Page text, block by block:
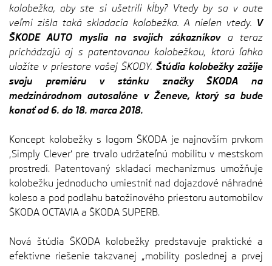
kolobežka, aby ste si ušetrili kĺby? Vtedy by sa v aute
veľmi zišla taká skladacia kolobežka. A nielen vtedy. V
ŠKODE AUTO myslia na svojich zákazníkova teraz
prichádzajú aj s patentovanou kolobežkou, ktorú ľahko
uložíte v priestore vašej ŠKODY. Štúdia kolobežky zažije
svoju premiéru v stánku značky ŠKODA na
medzinárodnom autosalóne v Ženeve, ktorý sa bude
konať od 6. do 18. marca 2018.
Koncept kolobežky s logom ŠKODA je najnovším prvkom
,Simply Clever' pre trvalo udržateľnú mobilitu v mestskom
prostredí. Patentovaný skladací mechanizmus umožňuje
kolobežku jednoducho umiestniť nad dojazdové náhradné
koleso a pod podlahu batožinového priestoru automobilov
ŠKODA OCTAVIA a ŠKODA SUPERB.
Nová štúdia ŠKODA kolobežky predstavuje praktické a
efektívne riešenie takzvanej „mobility poslednej a prvej